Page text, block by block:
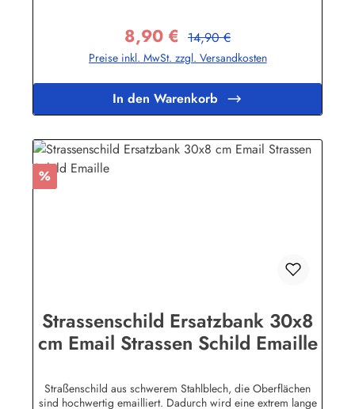
stand! Sie wollen sich das Schild mit Ihrem eigenen Text
beschriften lassen? Hier geht's zu den Sonderanfertigungen
für Emaille Straßenschilder Herstellerinformationen:Buddel-
Hamburginfo@buddel.de
Verkaufspreis:
8,90 € Regulärer Preis:
14,90 €
Preise inkl. MwSt. zzgl. Versandkosten
In den Warenkorb
Rabatt
%
Strassenschild Ersatzbank 30x8
cm Email Strassen Schild Emaille
Straßenschild aus schwerem Stahlblech, die Oberflächen
sind hochwertig emailliert. Dadurch wird eine extrem lange